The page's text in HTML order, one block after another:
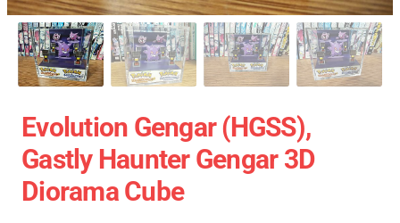
Evolution Gengar (HGSS),
Gastly Haunter Gengar 3D
Diorama Cube